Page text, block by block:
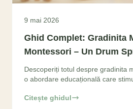
9 mai 2026
Ghid Complet: Gradinita
Montessori – Un Drum
Descoperiți totul despre gradinita
o abordare educațională care
Citește ghidul